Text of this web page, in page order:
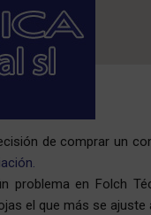
de comprar un
problema en Folch
el que más se ajuste